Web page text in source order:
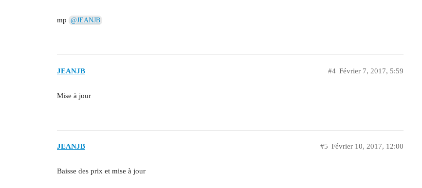
mp @JEANJB
JEANJB Février 7, 2017, 5:59
#4
Mise à jour
JEANJB Février 10, 2017, 12:00
#5
Baisse des prix et mise à jour